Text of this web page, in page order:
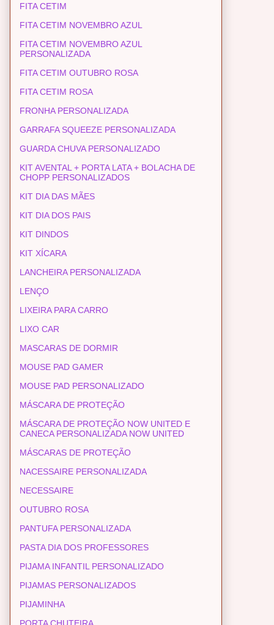
FITA CETIM
FITA CETIM NOVEMBRO AZUL
FITA CETIM NOVEMBRO AZUL
PERSONALIZADA
FITA CETIM OUTUBRO ROSA
FITA CETIM ROSA
FRONHA PERSONALIZADA
GARRAFA SQUEEZE PERSONALIZADA
GUARDA CHUVA PERSONALIZADO
KIT AVENTAL + PORTA LATA + BOLACHA DE
CHOPP PERSONALIZADOS
KIT DIA DAS MÃES
KIT DIA DOS PAIS
KIT DINDOS
KIT XÍCARA
LANCHEIRA PERSONALIZADA
LENÇO
LIXEIRA PARA CARRO
LIXO CAR
MASCARAS DE DORMIR
MOUSE PAD GAMER
MOUSE PAD PERSONALIZADO
MÁSCARA DE PROTEÇÃO
MÁSCARA DE PROTEÇÃO NOW UNITED E
CANECA PERSONALIZADA NOW UNITED
MÁSCARAS DE PROTEÇÃO
NACESSAIRE PERSONALIZADA
NECESSAIRE
OUTUBRO ROSA
PANTUFA PERSONALIZADA
PASTA DIA DOS PROFESSORES
PIJAMA INFANTIL PERSONALIZADO
PIJAMAS PERSONALIZADOS
PIJAMINHA
PORTA CHUTEIRA